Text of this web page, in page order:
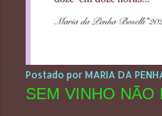
Postado por MARIA DA
SEM VINHO NÃO